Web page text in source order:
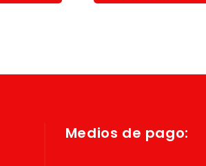
Medios de pago: